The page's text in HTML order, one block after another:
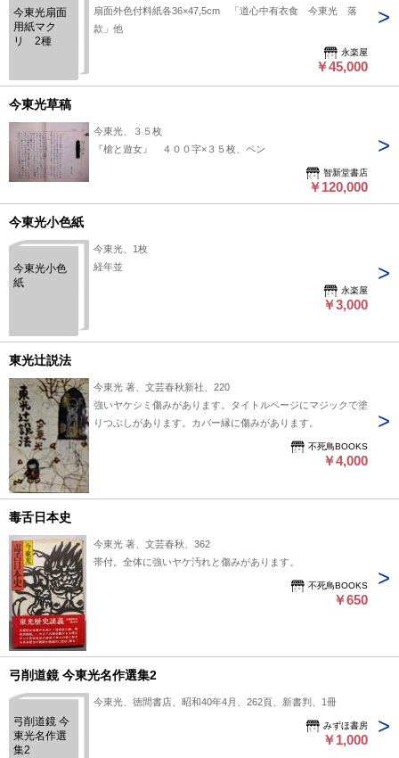
今東光扇面
用紙マク
リ 2種
扇面外色付料紙各36×47,5cm 「道心中有衣食 今東光 落
款」他
永楽屋
￥45,000
今東光草稿
今東光、３５枚
『槍と遊女』 ４００字×３５枚、ペン
智新堂書店
￥120,000
今東光小色紙
今東光小色
紙
今東光、1枚
経年並
永楽屋
￥3,000
東光辻説法
今東光 著、文芸春秋新社、220
強いヤケシミ傷みがあります。タイトルページにマジックで塗
りつぶしがあります。カバー縁に傷みがあります。
不死鳥BOOKS
￥4,000
毒舌日本史
今東光 著、文芸春秋、362
帯付。全体に強いヤケ汚れと傷みがあります。
不死鳥BOOKS
￥650
弓削道鏡 今東光名作選集2
弓削道鏡 今
東光名作選
集2
今東光、徳間書店、昭和40年4月、262頁、新書判、1冊
みずほ書房
￥1,000